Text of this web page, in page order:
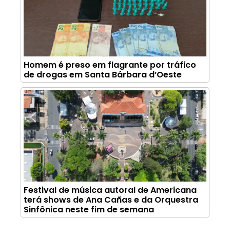
Homem é preso em flagrante por tráfico
de drogas em Santa Bárbara d’Oeste
Festival de música autoral de Americana
terá shows de Ana Cañas e da Orquestra
Sinfônica neste fim de semana